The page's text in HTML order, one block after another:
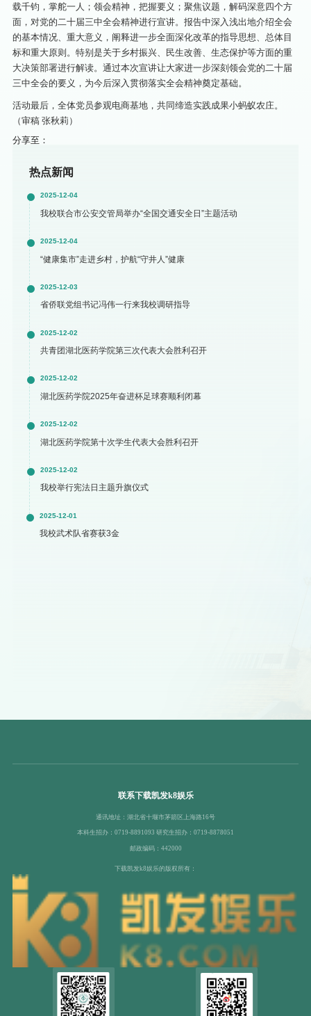
载千钧，掌舵一人；领会精神，把握要义；聚焦议题，解码深意四个方
面，对党的二十届三中全会精神进行宣讲。报告中深入浅出地介绍全会
的基本情况、重大意义，阐释进一步全面深化改革的指导思想、总体目
标和重大原则。特别是关于乡村振兴、民生改善、生态保护等方面的重
大决策部署进行解读。通过本次宣讲让大家进一步深刻领会党的二十届
三中全会的要义，为今后深入贯彻落实全会精神奠定基础。
活动最后，全体党员参观电商基地，共同缔造实践成果小蚂蚁农庄。
（审稿 张秋莉）
分享至：
热点新闻
2025-12-04
我校联合市公安交管局举办“全国交通安全日”主题活动
2025-12-04
“健康集市”走进乡村，护航“守井人”健康
2025-12-03
省侨联党组书记冯伟一行来我校调研指导
2025-12-02
共青团湖北医药学院第三次代表大会胜利召开
2025-12-02
湖北医药学院2025年奋进杯足球赛顺利闭幕
2025-12-02
湖北医药学院第十次学生代表大会胜利召开
2025-12-02
我校举行宪法日主题升旗仪式
2025-12-01
我校武术队省赛获3金
联系下载凯发k8娱乐
通讯地址：湖北省十堰市茅箭区上海路16号
本科生招办：0719-8891093 研究生招办：0719-8878051
邮政编码：442000
下载凯发k8娱乐的版权所有：